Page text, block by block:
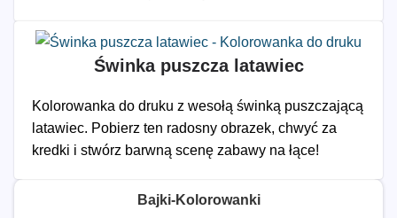
Świnka puszcza latawiec
Kolorowanka do druku z wesołą świnką puszczającą
latawiec. Pobierz ten radosny obrazek, chwyć za
kredki i stwórz barwną scenę zabawy na łące!
Bajki-Kolorowanki